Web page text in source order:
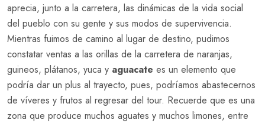
aprecia, junto a la carretera, las dinámicas de la vida social
del pueblo con su gente y sus modos de supervivencia.
Mientras fuimos de camino al lugar de destino, pudimos
constatar ventas a las orillas de la carretera de naranjas,
guineos, plátanos, yuca y aguacate es un elemento que
podría dar un plus al trayecto, pues, podríamos abastecernos
de víveres y frutos al regresar del tour. Recuerde que es una
zona que produce muchos aguates y muchos limones, entre